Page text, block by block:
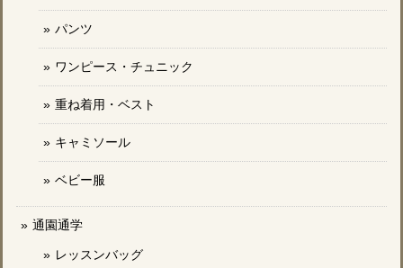
パンツ
ワンピース・チュニック
重ね着用・ベスト
キャミソール
ベビー服
通園通学
レッスンバッグ